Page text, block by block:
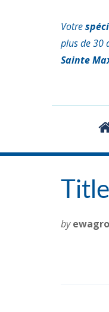
Votre
plus de 30
Sainte
by